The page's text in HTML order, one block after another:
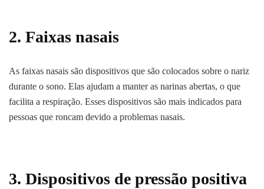
2. Faixas nasais
As faixas nasais são dispositivos que são colocados sobre o nariz
durante o sono. Elas ajudam a manter as narinas abertas, o que
facilita a respiração. Esses dispositivos são mais indicados para
pessoas que roncam devido a problemas nasais.
3. Dispositivos de pressão positiva